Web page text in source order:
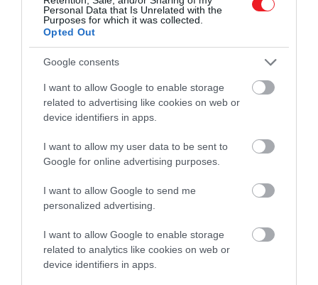
Personal Data that Is Unrelated with the
Purposes for which it was collected.
Opted Out
Google consents
I want to allow Google to enable storage
related to advertising like cookies on web or
device identifiers in apps.
I want to allow my user data to be sent to
Google for online advertising purposes.
I want to allow Google to send me
personalized advertising.
I want to allow Google to enable storage
related to analytics like cookies on web or
device identifiers in apps.
diszfunkció szindróma, a macskák egyfajta
demenciája, ami szintén gyakrabban nyávogásra
készteti őket – szedte listába a lehetséges okokat az
IFLScience.